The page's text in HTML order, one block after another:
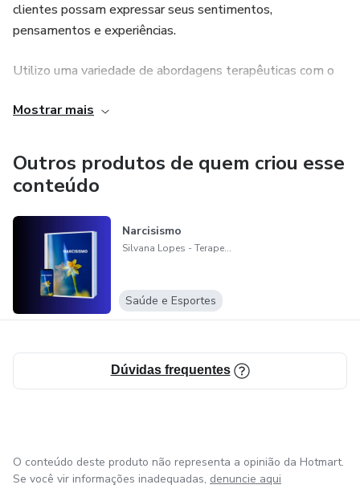
clientes possam expressar seus sentimentos,
pensamentos e experiências.
Utilizo uma variedade de abordagens terapêuticas com o
seus problemas emocionais e desenvolver estratégias
Meus estudos estão embasados em duas linhas: Terapia
dos esquemas ( terceira onda da Terapia do cognitivo
comportamental) e Terapia primal ( é uma linha psicológica
que identifica e erradica as dores emocionais para o
tratamento das neuroses.
Mostrar mais
Outros produtos de quem criou esse
conteúdo
Narcisismo
Silvana Lopes - Terapeuta Emocional
Saúde e Esportes
Dúvidas frequentes
O conteúdo deste produto não representa a opinião da Hotmart.
Se você vir informações inadequadas, denuncie aqui